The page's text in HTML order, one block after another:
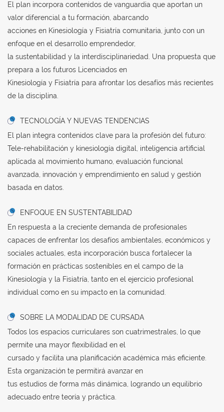
El plan incorpora contenidos de vanguardia que aportan un
valor diferencial a tu formación, abarcando
acciones en Kinesiología y Fisiatría comunitaria, junto con un
enfoque en el desarrollo emprendedor,
la sustentabilidad y la interdisciplinariedad. Una propuesta que
prepara a los futuros Licenciados en
Kinesiología y Fisiatría para afrontar los desafíos más recientes
de la disciplina.
TECNOLOGÍA Y NUEVAS TENDENCIAS
El plan integra contenidos clave para la profesión del futuro:
Tele-rehabilitación y kinesiología digital, inteligencia artificial
aplicada al movimiento humano, evaluación funcional
avanzada, innovación y emprendimiento en salud y gestión
basada en datos.
ENFOQUE EN SUSTENTABILIDAD
En respuesta a la creciente demanda de profesionales
capaces de enfrentar los desafíos ambientales, económicos y
sociales actuales, esta incorporación busca fortalecer la
formación en prácticas sostenibles en el campo de la
Kinesiología y la Fisiatría, tanto en el ejercicio profesional
individual como en su impacto en la comunidad.
SOBRE LA MODALIDAD DE CURSADA
Todos los espacios curriculares son cuatrimestrales, lo que
permite una mayor flexibilidad en el
cursado y facilita una planificación académica más eficiente.
Esta organización te permitirá avanzar en
tus estudios de forma más dinámica, logrando un equilibrio
adecuado entre teoría y práctica.